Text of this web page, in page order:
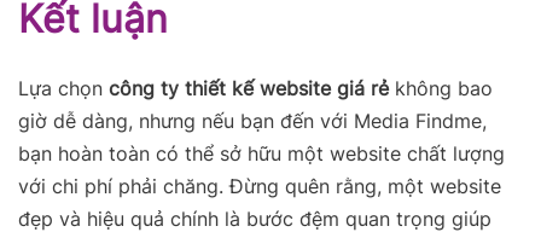
Kết luận
Lựa chọn công ty thiết kế website giá rẻkhông bao
giờ dễ dàng, nhưng nếu bạn đến với Media Findme,
bạn hoàn toàn có thể sở hữu một website chất lượng
với chi phí phải chăng. Đừng quên rằng, một website
đẹp và hiệu quả chính là bước đệm quan trọng giúp